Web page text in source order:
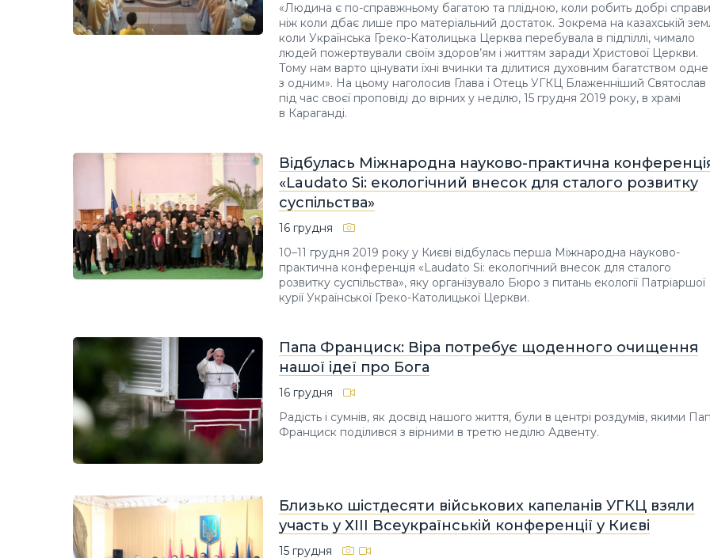
«Людина є по-справжньому багатою та плідною, коли робить добрі
ніж коли дбає лише про матеріальний достаток. Зокрема на казахській
коли Українська Греко-Католицька Церква перебувала в підпіллі, чимало
людей пожертвували своїм здоров’ям і життям заради Христової Церкви.
Тому нам варто цінувати їхні вчинки та ділитися духовним багатством одне
з одним». На цьому наголосив Глава і Отець УГКЦ Блаженніший Святослав
під час своєї проповіді до вірних у неділю, 15 грудня 2019 року, в храмі
в Караганді.
Відбулась Міжнародна науково-практична
«Laudato Si: екологічний внесок для сталого розвитку
суспільства»
16 грудня
10–11 грудня 2019 року у Києві відбулась перша Міжнародна науково-
практична конференція «Laudato Si: екологічний внесок для сталого
розвитку суспільства», яку організувало Бюро з питань екології Патріаршої
курії Української Греко-Католицької Церкви.
Папа Франциск: Віра потребує щоденного очищення
нашої ідеї про Бога
16 грудня
Радість і сумнів, як досвід нашого життя, були в центрі роздумів, якими
Франциск поділився з вірними в третю неділю Адвенту.
Близько шістдесяти військових капеланів УГКЦ взяли
участь у ХІІІ Всеукраїнській конференції у Києві
15 грудня